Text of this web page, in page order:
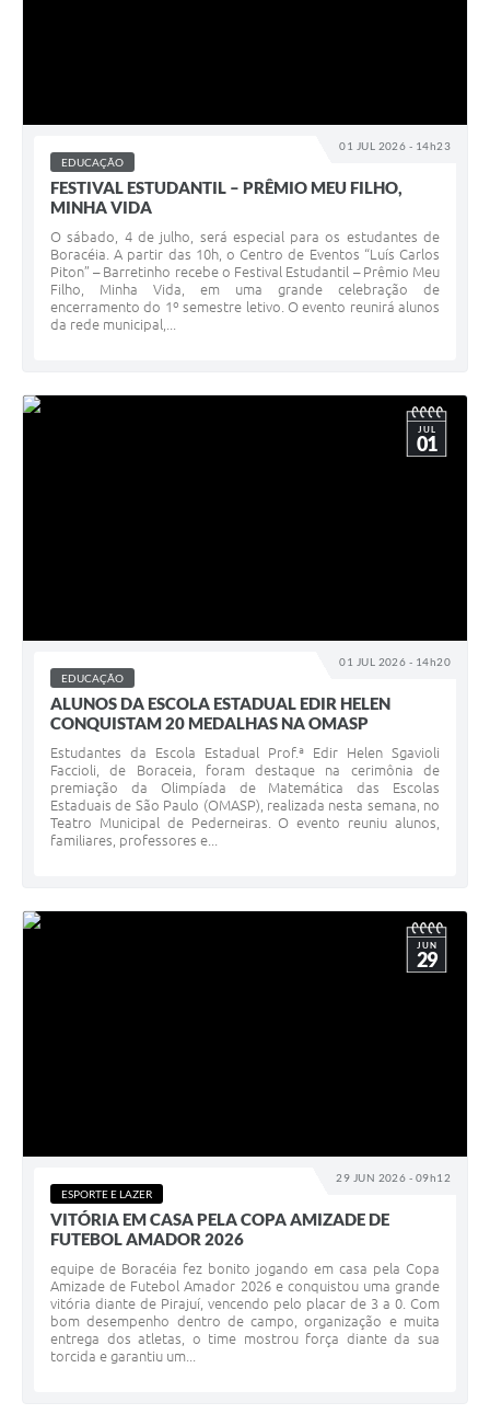
01 JUL 2026 - 14h23
EDUCAÇÃO
FESTIVAL ESTUDANTIL – PRÊMIO MEU FILHO,
MINHA VIDA
O sábado, 4 de julho, será especial para os estudantes de
Boracéia. A partir das 10h, o Centro de Eventos “Luís Carlos
Piton” – Barretinho recebe o Festival Estudantil – Prêmio Meu
Filho, Minha Vida, em uma grande celebração de
encerramento do 1º semestre letivo. O evento reunirá alunos
da rede municipal,...
01 JUL 2026 - 14h20
JUL
01
EDUCAÇÃO
ALUNOS DA ESCOLA ESTADUAL EDIR HELEN
CONQUISTAM 20 MEDALHAS NA OMASP
Estudantes da Escola Estadual Prof.ª Edir Helen Sgavioli
Faccioli, de Boraceia, foram destaque na cerimônia de
premiação da Olimpíada de Matemática das Escolas
Estaduais de São Paulo (OMASP), realizada nesta semana, no
Teatro Municipal de Pederneiras. O evento reuniu alunos,
familiares, professores e...
29 JUN 2026 - 09h12
JUN
29
ESPORTE E LAZER
VITÓRIA EM CASA PELA COPA AMIZADE DE
FUTEBOL AMADOR 2026
equipe de Boracéia fez bonito jogando em casa pela Copa
Amizade de Futebol Amador 2026 e conquistou uma grande
vitória diante de Pirajuí, vencendo pelo placar de 3 a 0. Com
bom desempenho dentro de campo, organização e muita
entrega dos atletas, o time mostrou força diante da sua
torcida e garantiu um...